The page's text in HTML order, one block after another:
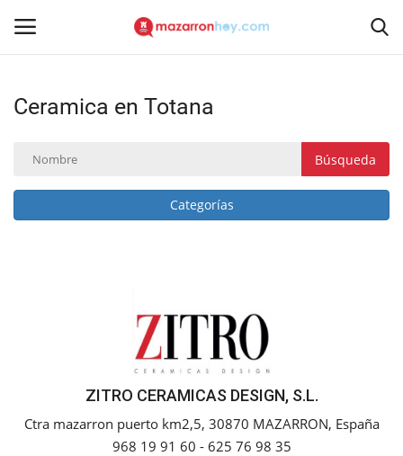
Acceso Registrarse
Inicio
Reportajes
Empresas
Ceramica en Totana
Búsqueda
Categorías
ZITRO CERAMICAS DESIGN, S.L.
Ctra mazarron puerto km2,5, 30870 MAZARRON, España
968 19 91 60 - 625 76 98 35